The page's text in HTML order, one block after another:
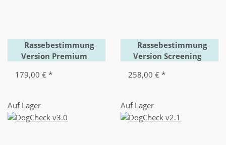
Rassebestimmung
Version Premium
179,00 € *
Rassebestimmung
Version Screening
258,00 € *
Auf Lager Auf Lager